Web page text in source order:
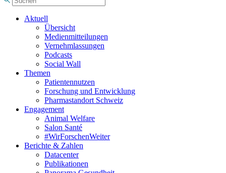
Aktuell
Übersicht
Medienmitteilungen
Vernehmlassungen
Podcasts
Social Wall
Themen
Patientennutzen
Forschung und Entwicklung
Pharmastandort Schweiz
Engagement
Animal Welfare
Salon Santé
#WirForschenWeiter
Berichte & Zahlen
Datacenter
Publikationen